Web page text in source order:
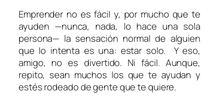
Emprender no es fácil y, por mucho que te
ayuden —nunca, nada, lo hace una sola
persona— la sensación normal de alguien
que lo intenta es una: estar solo. Y eso,
amigo, no es divertido. Ni fácil. Aunque,
repito, sean muchos los que te ayudan y
estés rodeado de gente que te quiere.